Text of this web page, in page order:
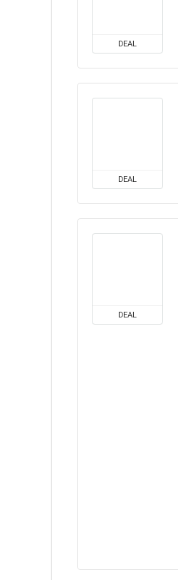
DEAL
DEAL
DEAL